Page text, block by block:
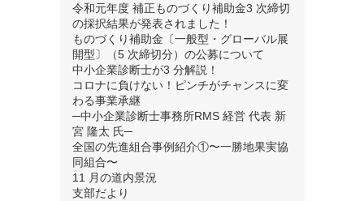
令和元年度 補正ものづくり補助金3 次締切
の採択結果が発表されました！
ものづくり補助金〔一般型・グローバル展
開型〕（5 次締切分）の公募について
中小企業診断士が3 分解説！
コロナに負けない！ピンチがチャンスに変
わる事業承継
─中小企業診断士事務所RMS 経営 代表 新
宮 隆太 氏─
全国の先進組合事例紹介①〜一勝地果実協
同組合〜
11 月の道内景況
支部だより